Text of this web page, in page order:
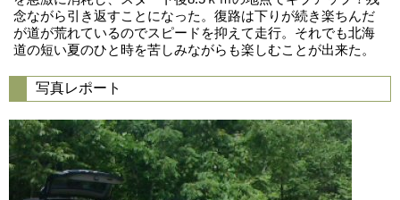
念ながら引き返すことになった。復路は下りが続き楽ちんだ
が道が荒れているのでスピードを抑えて走行。それでも北海
道の短い夏のひと時を苦しみながらも楽しむことが出来た。
写真レポート